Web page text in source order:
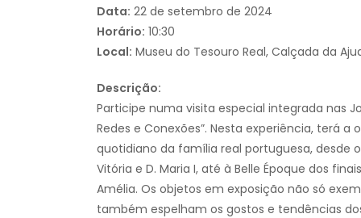
Data: 22 de setembro de 2024
Horário: 10:30
Local: Museu do Tesouro Real, Calçada da
Descrição:
Participe numa visita especial integrada nas
Redes e Conexões”. Nesta experiência, terá
quotidiano da família real portuguesa, desde
Vitória e D. Maria I, até à Belle Époque dos
Amélia. Os objetos em exposição não só
também espelham os gostos e tendências